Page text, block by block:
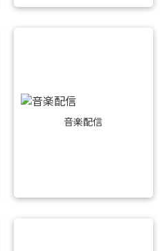
音楽配信